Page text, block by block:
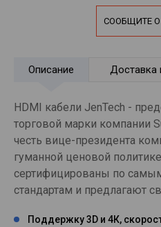
СООБЩИТЕ
Описание Доставка
HDMI кабели JenTech -
торговой марки компании
честь вице-президента
гуманной ценовой
сертифицированы по
стандартам и предлагают
Поддержку 3D и 4К,